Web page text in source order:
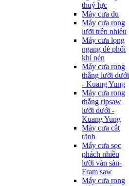
thuỷ lực
Máy cưa đu
Máy cưa rong
lưỡi trên nhiều
Máy cưa lọng
ngang đè phôi
khí nén
Máy cưa rong
thẳng lưỡi dưới
- Kuang Yung
Máy cưa rong
thẳng ripsaw
lưỡi dưới -
Kuang Yung
Máy cưa cắt
rãnh
Máy cưa sọc
phách nhiều
lưỡi ván sàn-
Fram saw
Máy cưa rong